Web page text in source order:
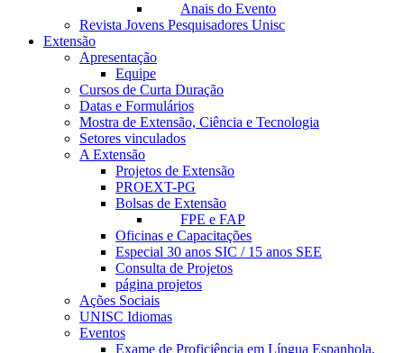
Anais do Evento
Revista Jovens Pesquisadores Unisc
Extensão
Apresentação
Equipe
Cursos de Curta Duração
Datas e Formulários
Mostra de Extensão, Ciência e Tecnologia
Setores vinculados
A Extensão
Projetos de Extensão
PROEXT-PG
Bolsas de Extensão
FPE e FAP
Oficinas e Capacitações
Especial 30 anos SIC / 15 anos SEE
Consulta de Projetos
página projetos
Ações Sociais
UNISC Idiomas
Eventos
Exame de Proficiência em Língua Espanhola,